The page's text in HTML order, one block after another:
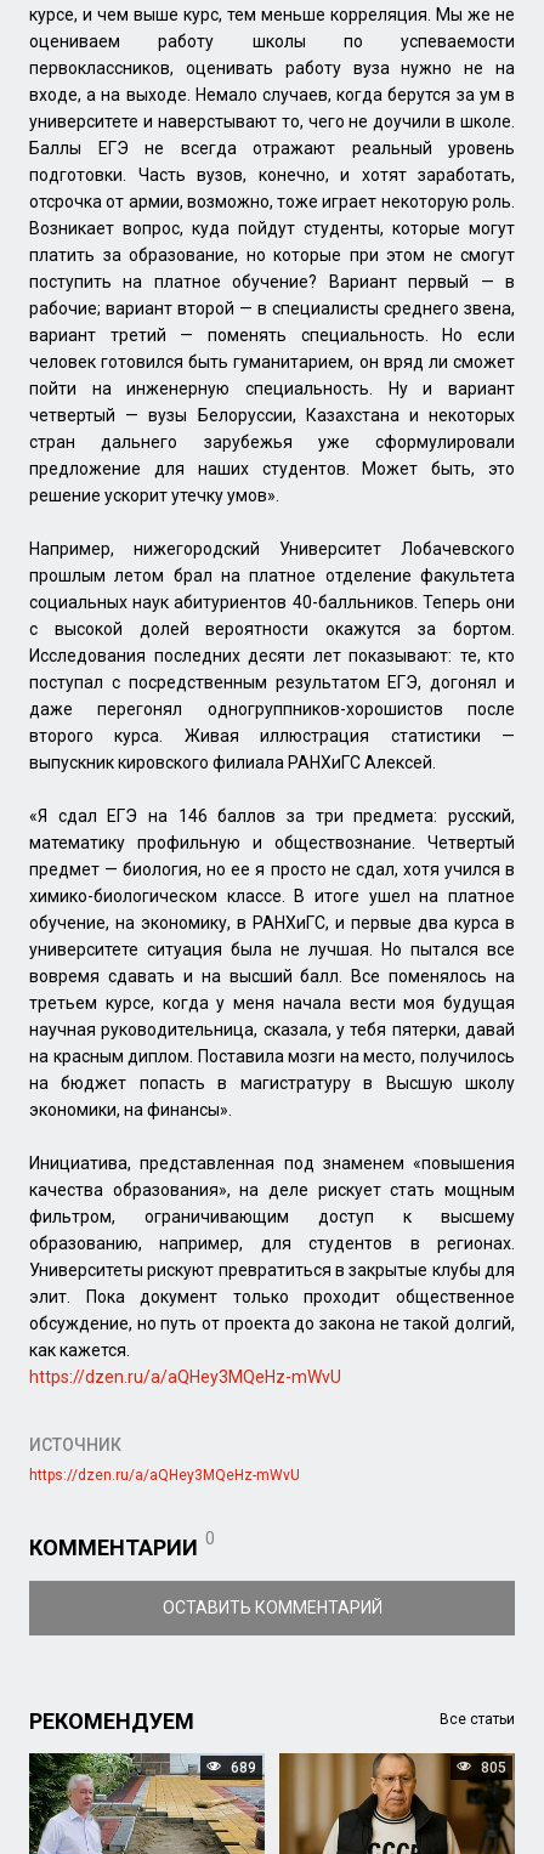
курсе, и чем выше курс, тем меньше корреляция. Мы же не
оцениваем работу школы по успеваемости
первоклассников, оценивать работу вуза нужно не на
входе, а на выходе. Немало случаев, когда берутся за ум в
университете и наверстывают то, чего не доучили в школе.
Баллы ЕГЭ не всегда отражают реальный уровень
подготовки. Часть вузов, конечно, и хотят заработать,
отсрочка от армии, возможно, тоже играет некоторую роль.
Возникает вопрос, куда пойдут студенты, которые могут
платить за образование, но которые при этом не смогут
поступить на платное обучение? Вариант первый — в
рабочие; вариант второй — в специалисты среднего звена,
вариант третий — поменять специальность. Но если
человек готовился быть гуманитарием, он вряд ли сможет
пойти на инженерную специальность. Ну и вариант
четвертый — вузы Белоруссии, Казахстана и некоторых
стран дальнего зарубежья уже сформулировали
предложение для наших студентов. Может быть, это
решение ускорит утечку умов».
Например, нижегородский Университет Лобачевского
прошлым летом брал на платное отделение факультета
социальных наук абитуриентов 40-балльников. Теперь они
с высокой долей вероятности окажутся за бортом.
Исследования последних десяти лет показывают: те, кто
поступал с посредственным результатом ЕГЭ, догонял и
даже перегонял одногруппников-хорошистов после
второго курса. Живая иллюстрация статистики —
выпускник кировского филиала РАНХиГС Алексей.
«Я сдал ЕГЭ на 146 баллов за три предмета: русский,
математику профильную и обществознание. Четвертый
предмет — биология, но ее я просто не сдал, хотя учился в
химико-биологическом классе. В итоге ушел на платное
обучение, на экономику, в РАНХиГС, и первые два курса в
университете ситуация была не лучшая. Но пытался все
вовремя сдавать и на высший балл. Все поменялось на
третьем курсе, когда у меня начала вести моя будущая
научная руководительница, сказала, у тебя пятерки, давай
на красным диплом. Поставила мозги на место, получилось
на бюджет попасть в магистратуру в Высшую школу
экономики, на финансы».
Инициатива, представленная под знаменем «повышения
качества образования», на деле рискует стать мощным
фильтром, ограничивающим доступ к высшему
образованию, например, для студентов в регионах.
Университеты рискуют превратиться в закрытые клубы для
элит. Пока документ только проходит общественное
обсуждение, но путь от проекта до закона не такой долгий,
как кажется.
https://dzen.ru/a/aQHey3MQeHz-mWvU
ИСТОЧНИК
https://dzen.ru/a/aQHey3MQeHz-mWvU
КОММЕНТАРИИ 0
ОСТАВИТЬ КОММЕНТАРИЙ
РЕКОМЕНДУЕМ Все статьи
689 805